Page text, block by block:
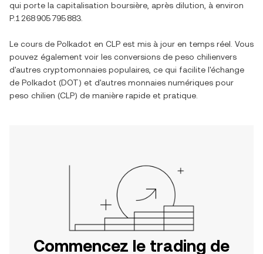
qui porte la capitalisation boursière, après dilution, à environ
P.1 268 905 795 883
Le cours de Polkadot en CLP est mis à jour en temps réel. Vous
pouvez également voir les conversions de peso chilienvers
d'autres cryptomonnaies populaires, ce qui facilite l'échange
de Polkadot (DOT) et d'autres monnaies numériques pour
peso chilien (CLP) de manière rapide et pratique.
Commencez le trading de